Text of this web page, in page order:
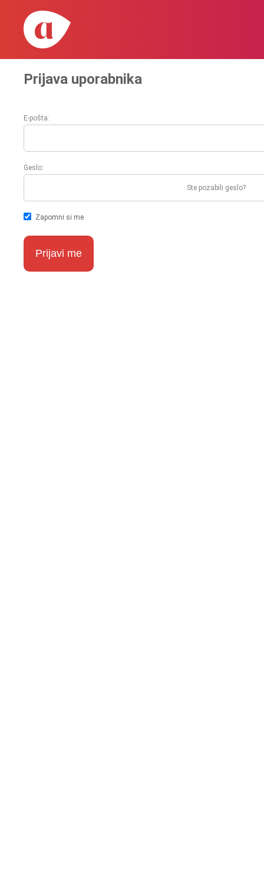
Prijava uporabnika
E-pošta:
Geslo:
Ste pozabili geslo?
Zapomni si me